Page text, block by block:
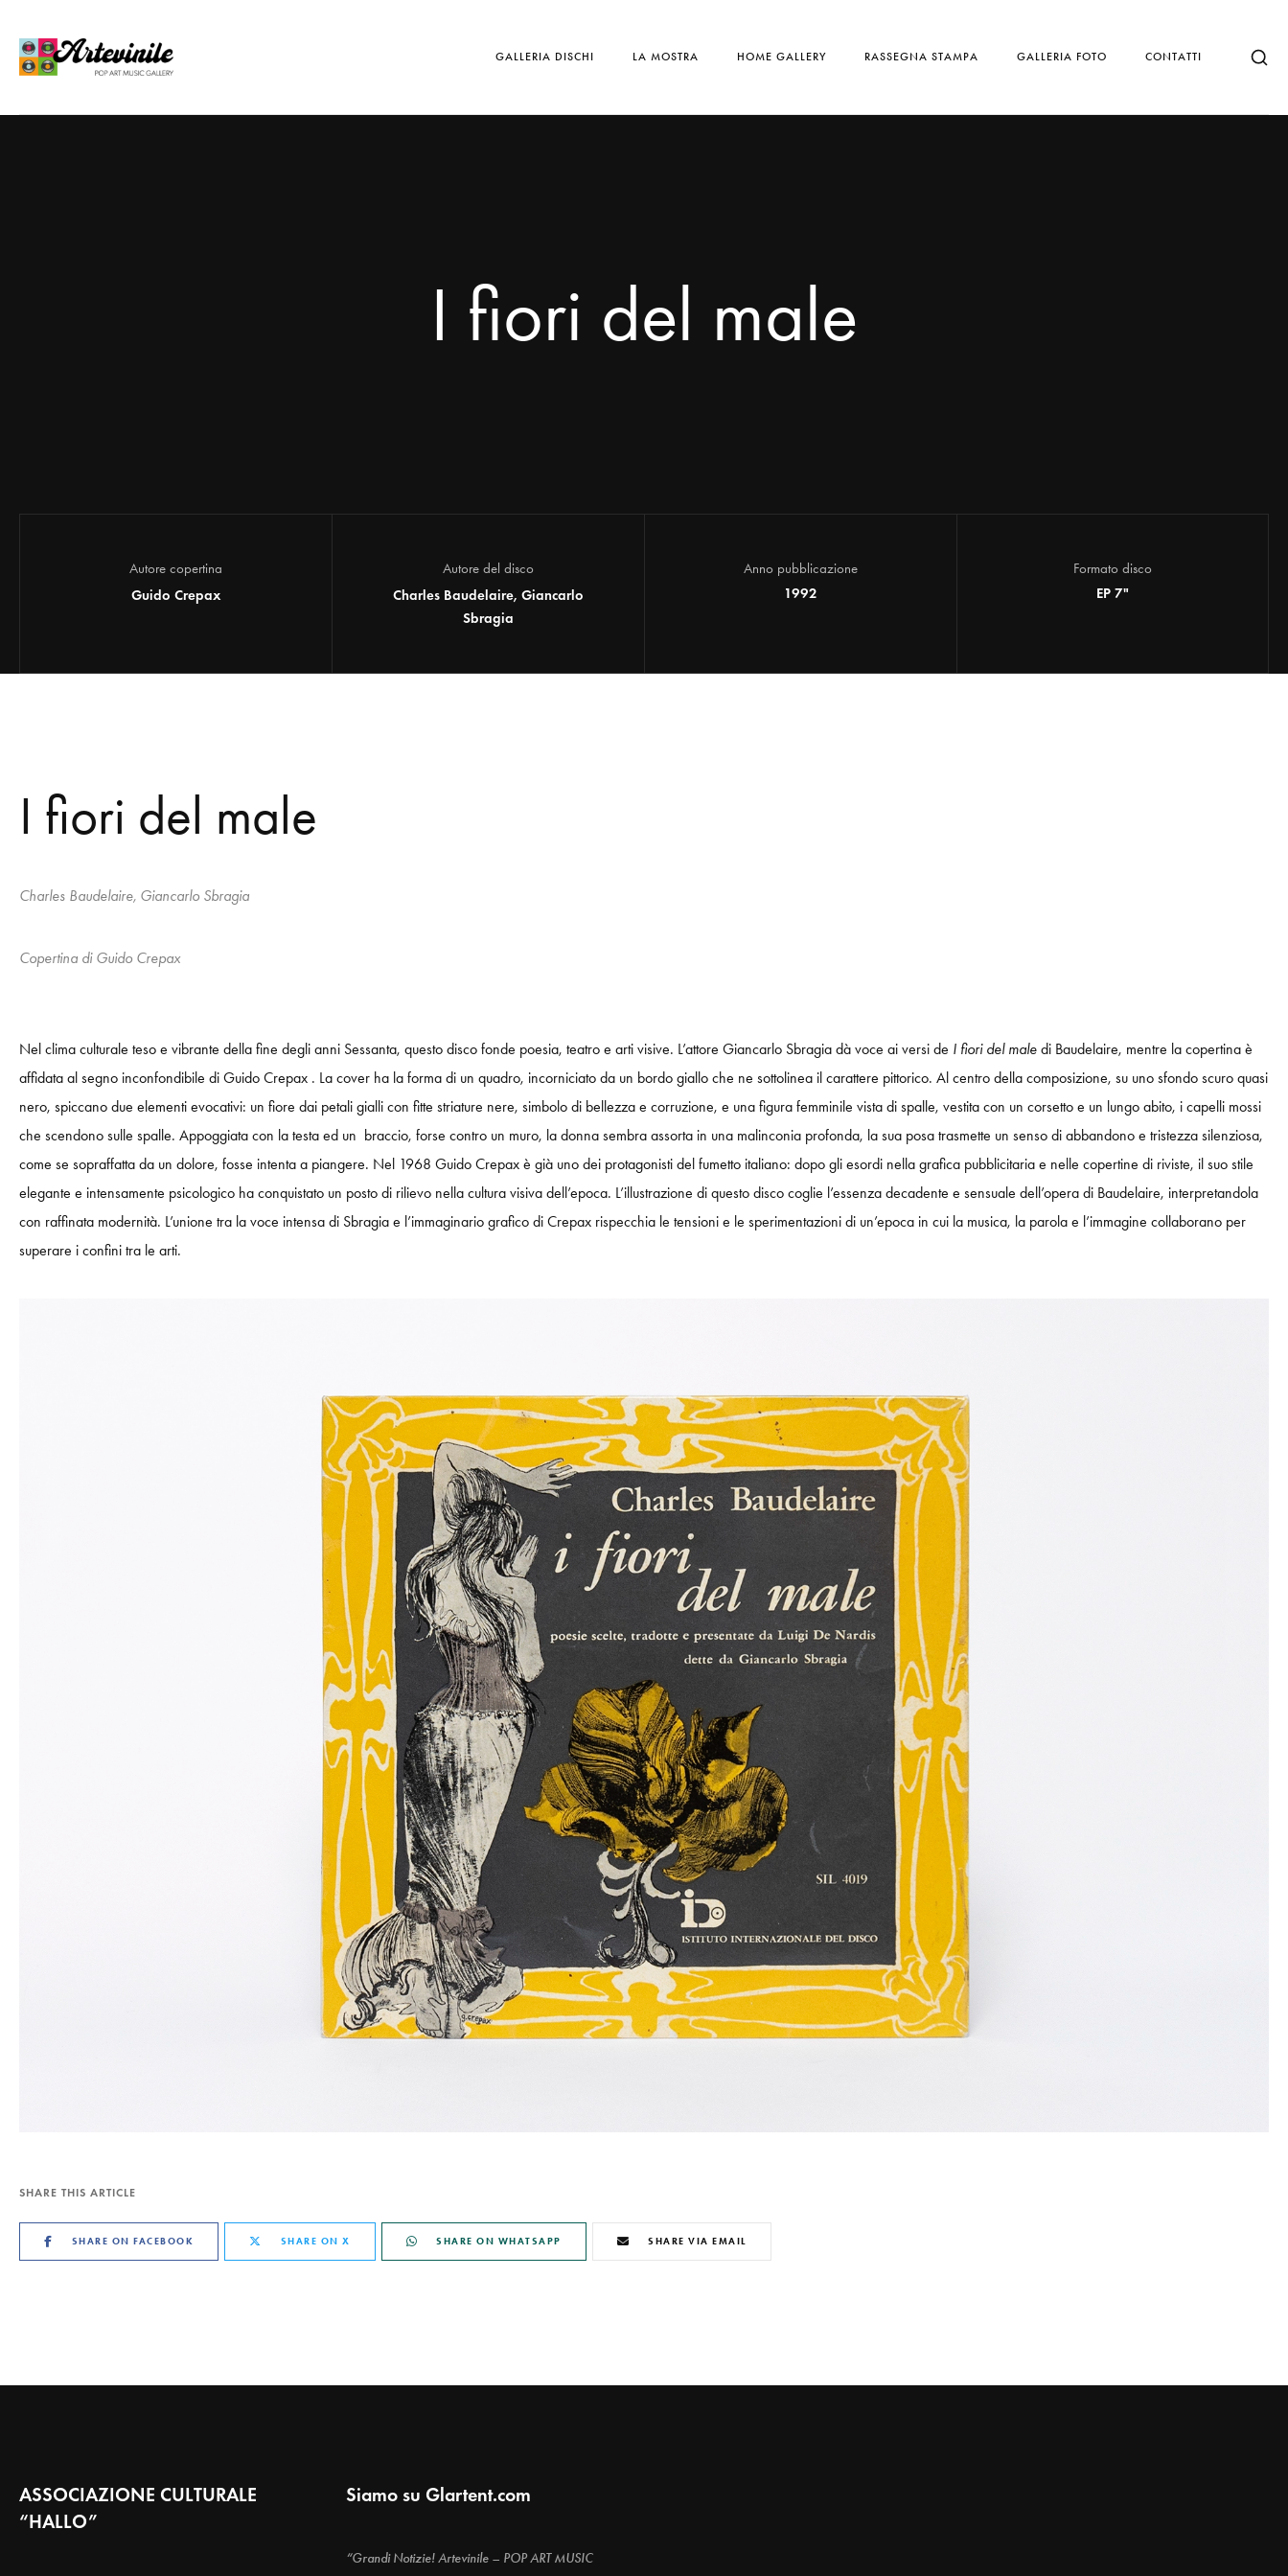
GALLERIA DISCHI LA MOSTRA HOME GALLERY RASSEGNA STAMPA GALLERIA FOTO CONTATTI
I fiori del male
Autore copertina
Guido Crepax
Autore del disco
Charles Baudelaire, Giancarlo
Sbragia
Anno pubblicazione
1992
Formato disco
EP 7"
I fiori del male
Charles Baudelaire, Giancarlo Sbragia
Copertina di Guido Crepax
Nel clima culturale teso e vibrante della fine degli anni Sessanta, questo disco fonde poesia, teatro e arti visive. L’attore Giancarlo Sbragia dà voce ai versi de I fiori del male di Baudelaire, mentre la copertina è
affidata al segno inconfondibile di Guido Crepax . La cover ha la forma di un quadro, incorniciato da un bordo giallo che ne sottolinea il carattere pittorico. Al centro della composizione, su uno sfondo scuro quasi
nero, spiccano due elementi evocativi: un fiore dai petali gialli con fitte striature nere, simbolo di bellezza e corruzione, e una figura femminile vista di spalle, vestita con un corsetto e un lungo abito, i capelli mossi
che scendono sulle spalle. Appoggiata con la testa ed un braccio, forse contro un muro, la donna sembra assorta in una malinconia profonda, la sua posa trasmette un senso di abbandono e tristezza silenziosa,
come se sopraffatta da un dolore, fosse intenta a piangere. Nel 1968 Guido Crepax è già uno dei protagonisti del fumetto italiano: dopo gli esordi nella grafica pubblicitaria e nelle copertine di riviste, il suo stile
elegante e intensamente psicologico ha conquistato un posto di rilievo nella cultura visiva dell’epoca. L’illustrazione di questo disco coglie l’essenza decadente e sensuale dell’opera di Baudelaire, interpretandola
con raffinata modernità. L’unione tra la voce intensa di Sbragia e l’immaginario grafico di Crepax rispecchia le tensioni e le sperimentazioni di un’epoca in cui la musica, la parola e l’immagine collaborano per
superare i confini tra le arti.
SHARE THIS ARTICLE
SHARE ON FACEBOOK SHARE ON X SHARE ON WHATSAPP SHARE VIA EMAIL
ASSOCIAZIONE CULTURALE
“HALLO”
Siamo su Glartent.com
“Grandi Notizie! Artevinile – POP ART MUSIC